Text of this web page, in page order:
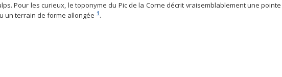
Pour les curieux, le toponyme du Pic de la Corne décrit vraisemblablement une pointe
un terrain de forme allongée 1 .